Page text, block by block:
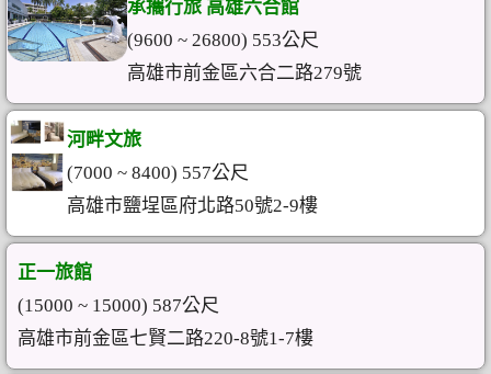
承攜行旅 高雄六合館
(9600 ~ 26800) 553公尺
高雄市前金區六合二路279號
河畔文旅
(7000 ~ 8400) 557公尺
高雄市鹽埕區府北路50號2-9樓
正一旅館
(15000 ~ 15000) 587公尺
高雄市前金區七賢二路220-8號1-7樓